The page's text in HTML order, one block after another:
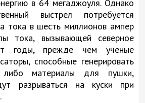
в 64 мегаджоуля. Однако
выстрел потребуется
тока в шесть миллионов ампер
тока, вызывающей северное
годы, прежде чем ученые
способные генерировать
либо материалы для пушки,
разрываться на куски при